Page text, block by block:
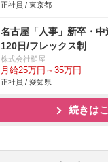
正社員 / 東京都
名古屋「人事」新卒・
120日/フレックス制
株式会社槌屋
月給25万円～35万円
正社員 / 愛知県
続きは